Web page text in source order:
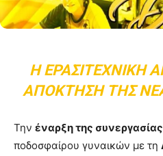
Η ΕΡΑΣΙΤΕΧΝΙΚΉ
ΑΠΌΚΤΗΣΗ ΤΗΣ
Την έναρξη της συνεργασίας
ποδοσφαίρου γυναικών με τη